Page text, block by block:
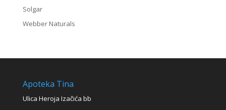
Solgar
Webber Naturals
Apoteka Tina
Ulica Heroja Izačića bb